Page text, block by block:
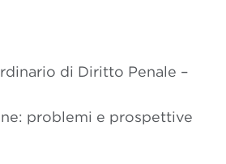
di Diritto Penale –
problemi e prospettive